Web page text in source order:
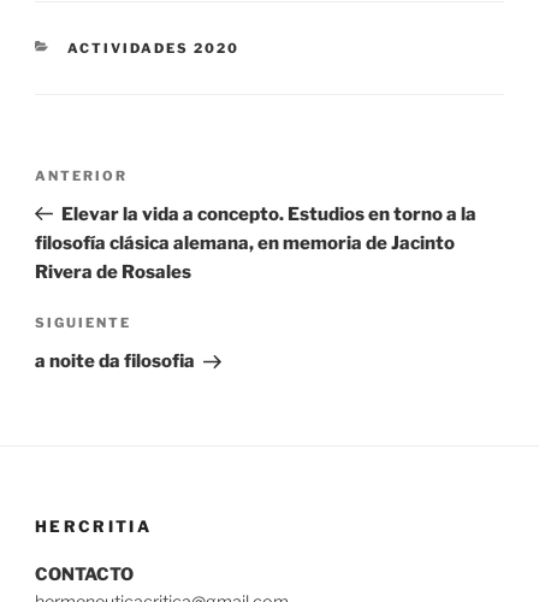
CATEGORÍAS
ACTIVIDADES 2020
Navegación
entradas
Entrada
anterior:
ANTERIOR
Elevar la vida a concepto. Estudios en torno a la
filosofía clásica alemana, en memoria de Jacinto
Rivera de Rosales
Siguiente
entrada
SIGUIENTE
a noite da filosofia
HERCRITIA
CONTACTO